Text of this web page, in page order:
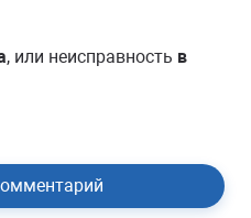
, или неисправность в